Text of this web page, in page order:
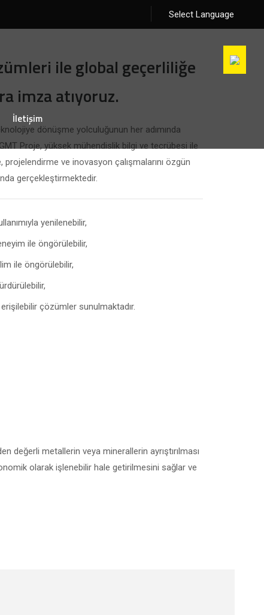
Select Language
İletişim
ile global geçerliliğe
imza atıyoruz.
dönüşme yolculuğunun her adımında
Proje, yüksek mühendislik bilgi ve tecrübesi ile
ve inovasyon çalışmalarını özgün
gerçekleştirmektedir.
yenilenebilir,
ile öngörülebilir,
ile öngörülebilir,
çözümler sunulmaktadır.
değerli metallerin veya minerallerin ayrıştırılması
olarak işlenebilir hale getirilmesini sağlar ve